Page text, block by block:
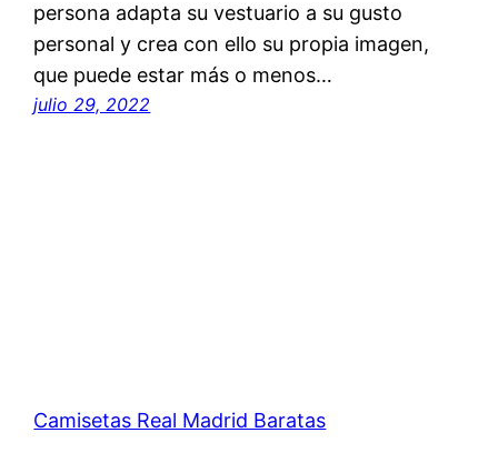
persona adapta su vestuario a su gusto
personal y crea con ello su propia imagen,
que puede estar más o menos…
julio 29, 2022
Camisetas Real Madrid Baratas